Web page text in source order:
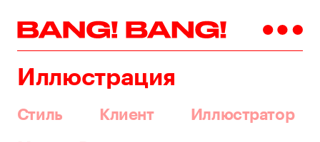
Иллюстрация
Стиль Клиент Иллюстратор